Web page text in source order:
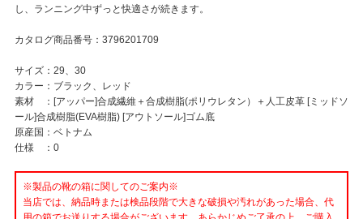
し、ランニング中ずっと快適さが続きます。
カタログ商品番号：3796201709
サイズ：29、30
カラー：ブラック、レッド
素材 ：[アッパー]合成繊維＋合成樹脂(ポリウレタン）＋人工皮革 [ミッドソ
ール]合成樹脂(EVA樹脂) [アウトソール]ゴム底
原産国：ベトナム
仕様 ：0
※製品の靴の箱に関してのご案内※
当店では、納品時または検品段階で大きな破損や汚れがあった場合、代